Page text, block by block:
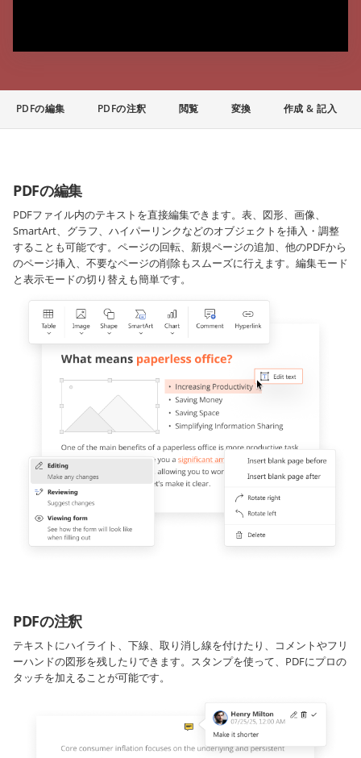
PDFの編集 PDFの注釈 閲覧 変換 作成 & 記入
PDFの編集
PDFファイル内のテキストを直接編集できます。表、図形、画像、
SmartArt、グラフ、ハイパーリンクなどのオブジェクトを挿入・調整
することも可能です。ページの回転、新規ページの追加、他のPDFから
のページ挿入、不要なページの削除もスムーズに行えます。編集モード
と表示モードの切り替えも簡単です。
PDFの注釈
テキストにハイライト、下線、取り消し線を付けたり、コメントやフリ
ーハンドの図形を残したりできます。スタンプを使って、PDFにプロの
タッチを加えることが可能です。